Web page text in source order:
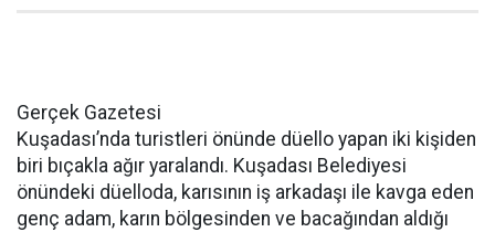
Gerçek Gazetesi
Kuşadası’nda turistleri önünde düello yapan iki kişiden
biri bıçakla ağır yaralandı. Kuşadası Belediyesi
önündeki düelloda, karısının iş arkadaşı ile kavga eden
genç adam, karın bölgesinden ve bacağından aldığı